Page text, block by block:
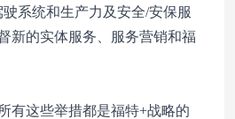
驶系统和生产力及安全/安保服
新的实体服务、服务营销和福
有这些举措都是福特+战略的